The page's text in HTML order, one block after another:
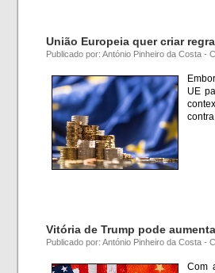
União Europeia quer criar
Publicado por: António Pinheiro da Costa -
UE
Vitória de Trump pode
Publicado por: António Pinheiro da Costa -
Com